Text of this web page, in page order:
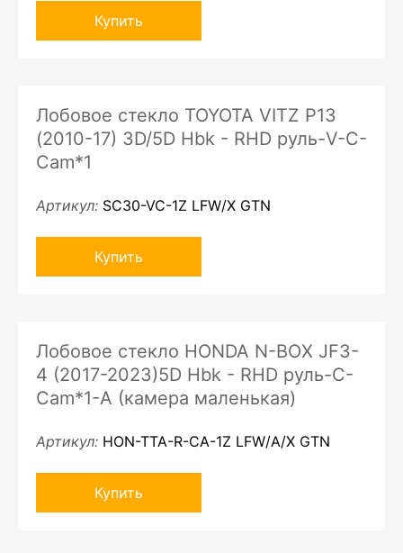
Купить
Лобовое стекло TOYOTA VITZ P13
(2010-17) 3D/5D Hbk - RHD руль-V-С-
Cam*1
Артикул: SC30-VC-1Z LFW/X GTN
Купить
Лобовое стекло HONDA N-BOX JF3-
4 (2017-2023)5D Hbk - RHD руль-C-
Cam*1-A (камера маленькая)
Артикул: HON-TTA-R-CA-1Z LFW/A/X GTN
Купить